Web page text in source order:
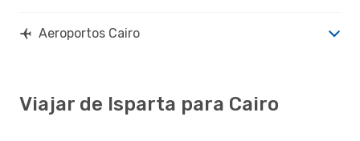
Aeroportos Cairo
Viajar de Isparta para Cairo